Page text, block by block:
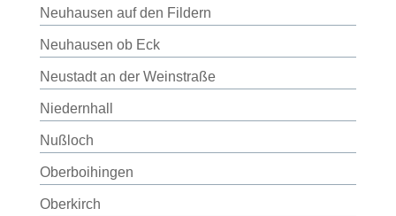
Neuhausen auf den Fildern
Neuhausen ob Eck
Neustadt an der Weinstraße
Niedernhall
Nußloch
Oberboihingen
Oberkirch